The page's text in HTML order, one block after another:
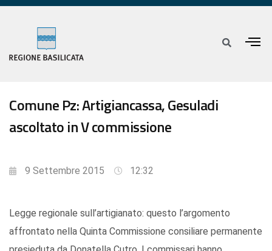
Comune Pz: Artigiancassa, Gesuladi
ascoltato in V commissione
9 Settembre 2015 12:32
Legge regionale sull’artigianato: questo l’argomento
affrontato nella Quinta Commissione consiliare permanente